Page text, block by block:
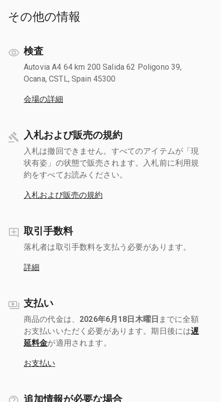
その他の情報
検査
Autovia A4 64 km 200 Salida 62 Poligono 39,
Ocana, CSTL, Spain 45300
会場の詳細
入札および販売の規約
入札は撤回できません。すべてのアイテムが「現
状有姿」の状態で販売されます。入札前に利用規
約をすべてお読みください。
入札および販売の規約
取引手数料
落札者は取引手数料を支払う必要があります。
詳細
支払い
商品の代金は、 2026年6月18日木曜日 までに全額
お支払いいただく必要があります。期日後には遅
延料金が適用されます。
お支払い
追加情報が必要な場合